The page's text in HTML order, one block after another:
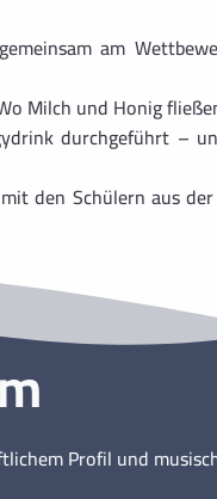
am
Milch und Honig
durchgeführt –
den Schülern aus
Profil und